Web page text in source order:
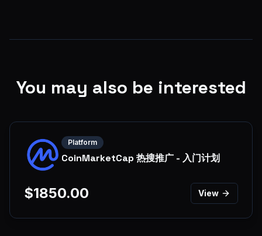
You may also be interested
Platform
CoinMarketCap 热搜推广 - 入门计划
$1850.00 View